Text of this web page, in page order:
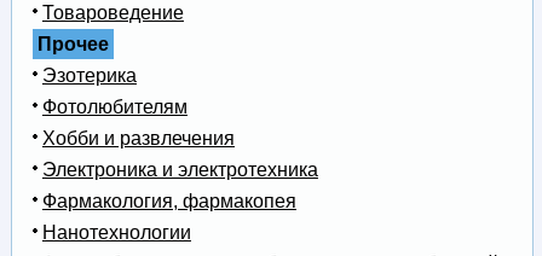
Товароведение
Прочее
Эзотерика
Фотолюбителям
Хобби и развлечения
Электроника и электротехника
Фармакология, фармакопея
Нанотехнологии